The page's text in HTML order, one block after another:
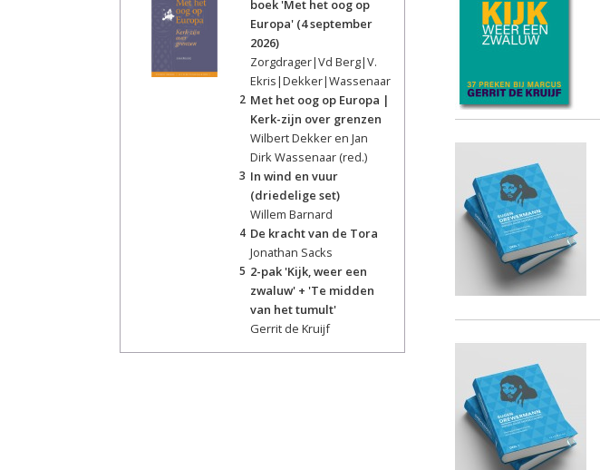
boek 'Met het oog op
Europa' (4 september
2026)
Zorgdrager|Vd Berg|V.
Ekris|Dekker|Wassenaar
2 Met het oog op Europa |
Kerk-zijn over grenzen
Wilbert Dekker en Jan
Dirk Wassenaar (red.)
3 In wind en vuur
(driedelige set)
Willem Barnard
4 De kracht van de Tora
Jonathan Sacks
5 2-pak 'Kijk, weer een
zwaluw' + 'Te midden
van het tumult'
Gerrit de Kruijf